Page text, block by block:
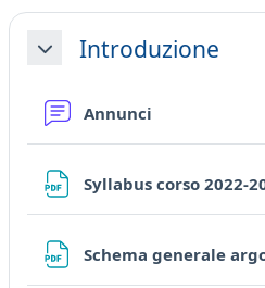
Schema della sezione
MinimizzaIntroduzione
Annunci
Syllabus corso 2022-
Schema generale